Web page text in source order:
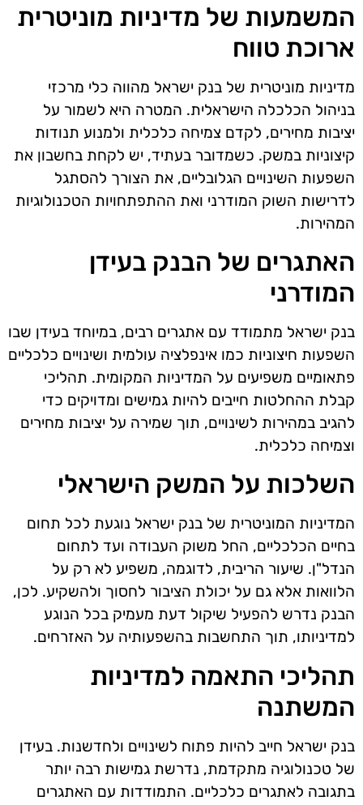
המשמעות של מדיניות מוניטרית
ארוכת טווח
מדיניות מוניטרית של בנק ישראל מהווה כלי מרכזי
בניהול הכלכלה הישראלית. המטרה היא לשמור על
יציבות מחירים, לקדם צמיחה כלכלית ולמנוע תנודות
קיצוניות במשק. כשמדובר בעתיד, יש לקחת בחשבון את
השפעות השינויים הגלובליים, את הצורך להסתגל
לדרישות השוק המודרני ואת ההתפתחויות הטכנולוגיות
המהירות.
האתגרים של הבנק בעידן
המודרני
בנק ישראל מתמודד עם אתגרים רבים, במיוחד בעידן שבו
השפעות חיצוניות כמו אינפלציה עולמית ושינויים כלכליים
פתאומיים משפיעים על המדיניות המקומית. תהליכי
קבלת ההחלטות חייבים להיות גמישים ומדויקים כדי
להגיב במהירות לשינויים, תוך שמירה על יציבות מחירים
וצמיחה כלכלית.
השלכות על המשק הישראלי
המדיניות המוניטרית של בנק ישראל נוגעת לכל תחום
בחיים הכלכליים, החל משוק העבודה ועד לתחום
הנדל"ן. שיעור הריבית, לדוגמה, משפיע לא רק על
הלוואות אלא גם על יכולת הציבור לחסוך ולהשקיע. לכן,
הבנק נדרש להפעיל שיקול דעת מעמיק בכל הנוגע
למדיניותו, תוך התחשבות בהשפעותיה על האזרחים.
תהליכי התאמה למדיניות
המשתנה
בנק ישראל חייב להיות פתוח לשינויים ולחדשנות. בעידן
של טכנולוגיה מתקדמת, נדרשת גמישות רבה יותר
בתגובה לאתגרים כלכליים. התמודדות עם האתגרים